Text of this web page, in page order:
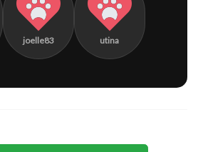
joelle83 utina